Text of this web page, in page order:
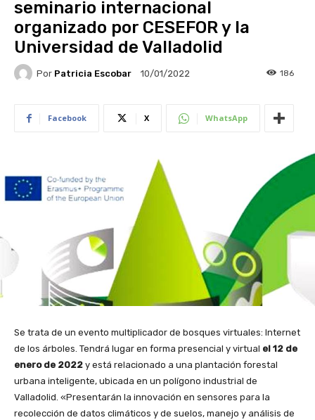
seminario internacional
organizado por CESEFOR y la
Universidad de Valladolid
Por Patricia Escobar 10/01/2022 186
Facebook X WhatsApp
Se trata de un evento multiplicador de bosques virtuales: Internet
de los árboles. Tendrá lugar en forma presencial y virtual el 12 de
enero de 2022 y está relacionado a una plantación forestal
urbana inteligente, ubicada en un polígono industrial de
Valladolid. «Presentarán la innovación en sensores para la
recolección de datos climáticos y de suelos, manejo y análisis de